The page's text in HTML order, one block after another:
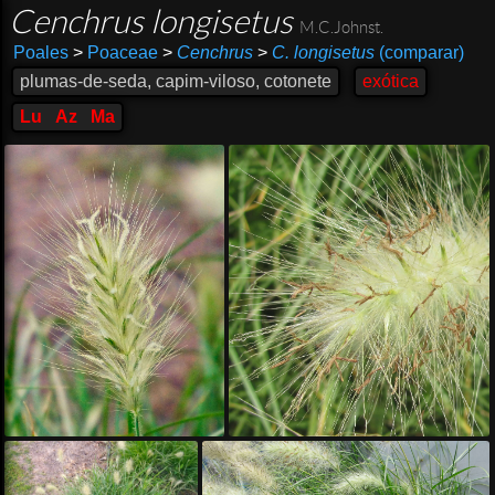
Cenchrus longisetus M.C.Johnst.
Poales >Poaceae > Cenchrus > C. longisetus(comparar)
plumas-de-seda, capim-viloso, cotonete
exótica
Lu
Az Ma